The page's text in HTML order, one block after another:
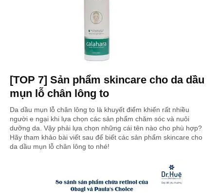
[TOP 7] Sản phẩm skincare cho da dầu
mụn lỗ chân lông to
Da dầu mụn lỗ chân lông to là khuyết điểm khiến rất nhiều
người e ngại khi lựa chọn các sản phẩm chăm sóc và nuôi
dưỡng da. Vậy phải lựa chọn những cái tên nào cho phù hợp?
Hãy tham khảo bài viết sau để biết các sản phẩm skincare cho
da dầu mụn lỗ chân lông to nhé!